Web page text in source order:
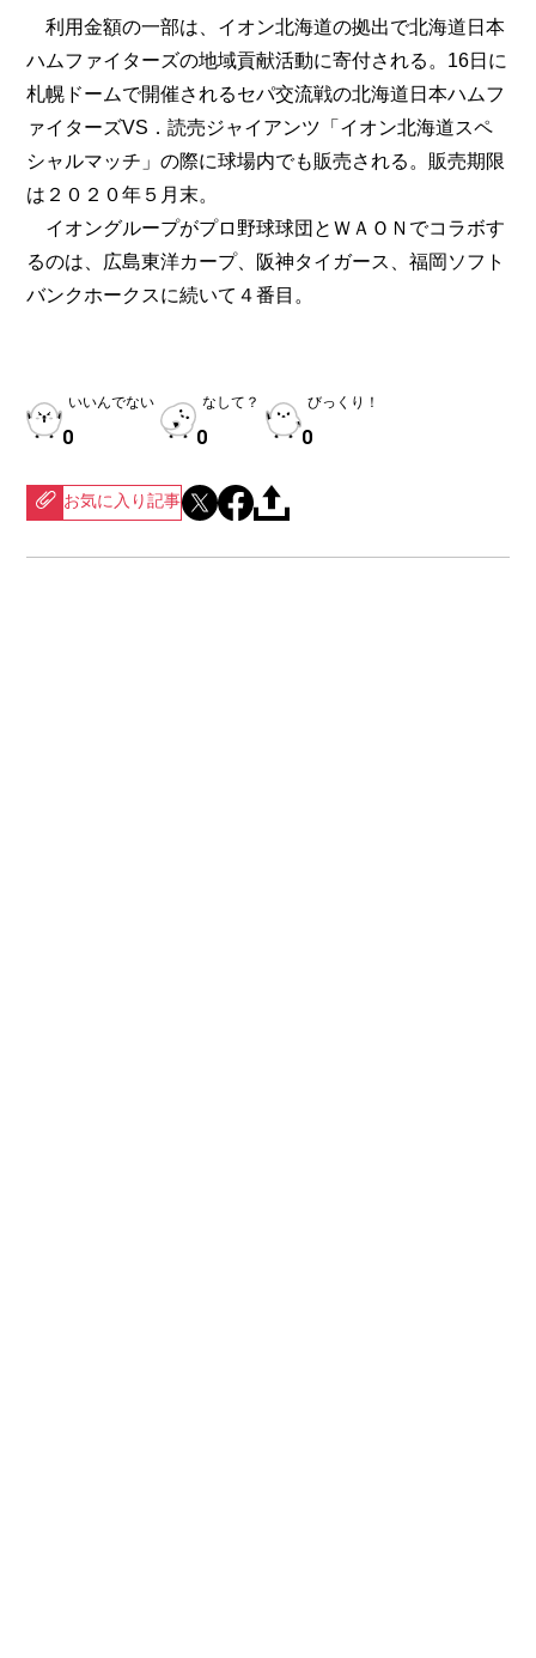
利用金額の一部は、イオン北海道の拠出で北海道日本
ハムファイターズの地域貢献活動に寄付される。16日に
札幌ドームで開催されるセパ交流戦の北海道日本ハムフ
ァイターズVS．読売ジャイアンツ「イオン北海道スペ
シャルマッチ」の際に球場内でも販売される。販売期限
は２０２０年５月末。
イオングループがプロ野球球団とＷＡＯＮでコラボす
るのは、広島東洋カープ、阪神タイガース、福岡ソフト
バンクホークスに続いて４番目。
いいんでない
0
なして？
0
びっくり！
0
お気に入り記事